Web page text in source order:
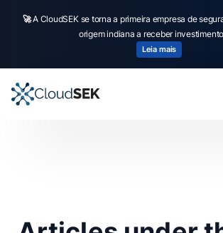
🚀A CloudSEK se torna a primeira empresa de
origem indiana a receber
Leia mais